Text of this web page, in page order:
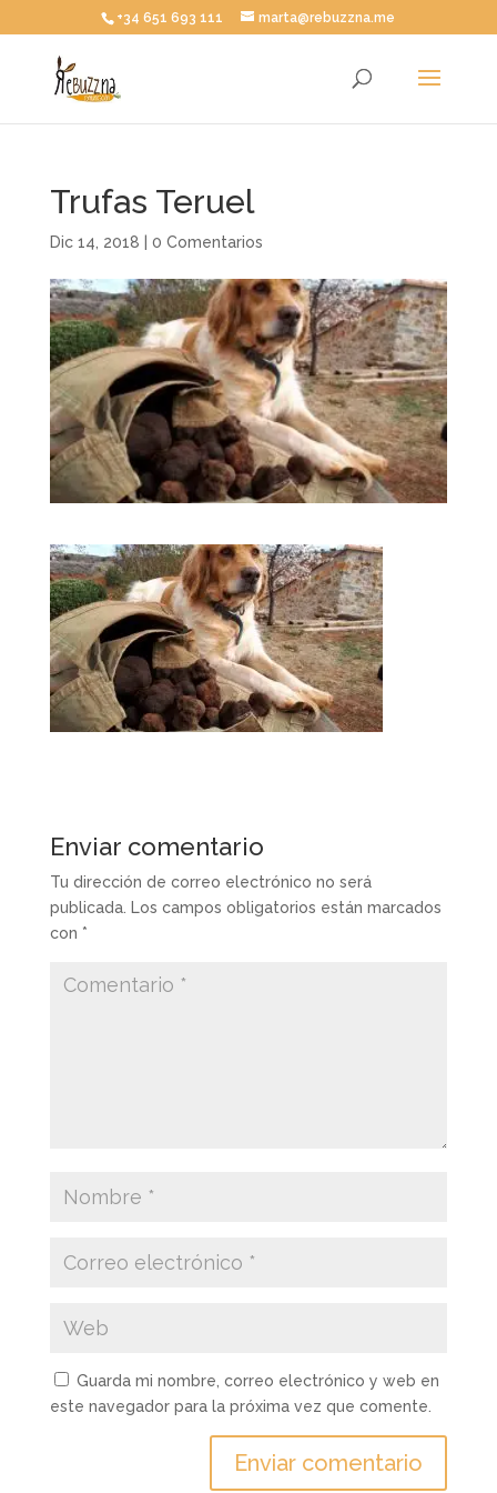
+34 651 693 111 marta@rebuzzna.me
Trufas Teruel
Dic 14, 2018 0 Comentarios
Enviar comentario
Tu dirección de correo electrónico no será
publicada. Los campos obligatorios están marcados
con *
Guarda mi nombre, correo electrónico y web en
este navegador para la próxima vez que comente.